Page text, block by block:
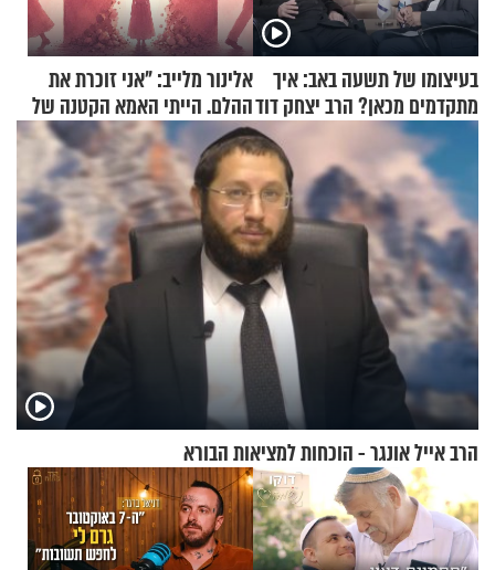
בעיצומו של תשעה באב: איך
מתקדמים מכאן? הרב יצחק דוד
גרוסמן בשיחה מיוחדת
אלינור מלייב: "אני זוכרת את
ההלם. הייתי האמא הקטנה של
הבית"
הרב אייל אונגר - הוכחות למציאות הבורא